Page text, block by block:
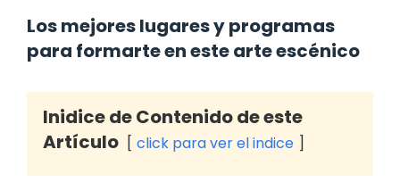
Los mejores lugares y programas
para formarte en este arte escénico
Inidice de Contenido de este
Artículo
click para ver el indice